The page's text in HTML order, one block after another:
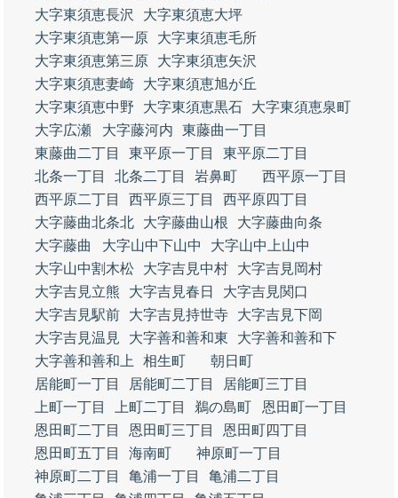
大字東須恵長沢
大字東須恵大坪
大字東須恵第一原
大字東須恵毛所
大字東須恵第三原
大字東須恵矢沢
大字東須恵妻崎
大字東須恵旭が丘
大字東須恵中野
大字東須恵黒石
大字東須恵泉町
大字広瀬
大字藤河内
東藤曲一丁目
東藤曲二丁目
東平原一丁目
東平原二丁目
北条一丁目
北条二丁目 岩鼻町
西平原一丁目
西平原二丁目
西平原三丁目
西平原四丁目
大字藤曲北条北
大字藤曲山根
大字藤曲向条
大字藤曲
大字山中下山中
大字山中上山中
大字山中割木松
大字吉見中村
大字吉見岡村
大字吉見立熊
大字吉見春日
大字吉見関口
大字吉見駅前
大字吉見持世寺
大字吉見下岡
大字吉見温見
大字善和善和東
大字善和善和下
大字善和善和上
相生町
朝日町
居能町一丁目
居能町二丁目
居能町三丁目
上町一丁目
上町二丁目 鵜の島町
恩田町一丁目
恩田町二丁目
恩田町三丁目
恩田町四丁目
恩田町五丁目
海南町
神原町一丁目
神原町二丁目
亀浦一丁目
亀浦二丁目